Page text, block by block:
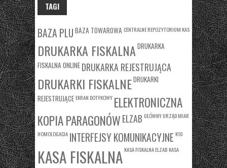
TAGI
BAZA PLU BAZA TOWAROWA CENTRALNE REPOZYTORIUM KAS
DRUKARKA FISKALNA DRUKARKA
FISKALNA ONLINE DRUKARKA REJESTRUJĄCA
DRUKARKI FISKALNEDRUKARKI
REJESTRUJĄCE EKRAN DOTYKOWY ELEKTRONICZNA
KOPIA PARAGONÓWELZAB GŁÓWNY URZĄD MIAR
HOMOLOGACJA INTERFEJSY KOMUNIKACYJNE K10
KASA FISKALNA KASA FISKALNA ELZAB KASA